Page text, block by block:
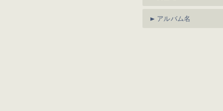
アルバム名